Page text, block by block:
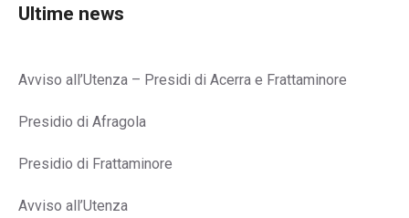
Ultime news
Avviso all’Utenza – Presidi di Acerra e Frattaminore
Presidio di Afragola
Presidio di Frattaminore
Avviso all’Utenza